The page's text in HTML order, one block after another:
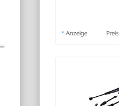
* Anzeige